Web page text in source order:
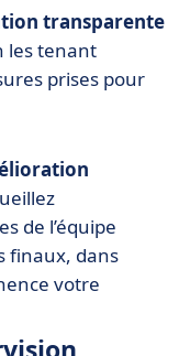
transparente
les tenant
prises pour
de l’équipe
finaux, dans
votre